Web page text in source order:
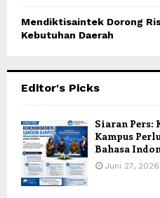
Mendiktisaintek Dorong
Kebutuhan Daerah
Editor's Picks
Siaran Pers:
Kampus
Bahasa
Juni 27, 2026